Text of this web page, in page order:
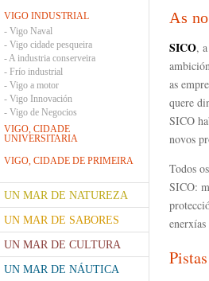
VIGO INDUSTRIAL
- Vigo Naval
- Vigo cidade pesqueira
-A industria conserveira
- Frío industrial
- Vigo a motor
- Vigo Innovación
- Vigo de Negocios
VIGO, CIDADE
UNIVERSITARIA
VIGO, CIDADE DE PRIMEIRA
UN MAR DE NATUREZA
UN MAR DE SABORES
UN MAR DE CULTURA
UN MAR DE NÁUTICA
As
SICO, a
as
quere
SICO
novos
Todos os
SICO: